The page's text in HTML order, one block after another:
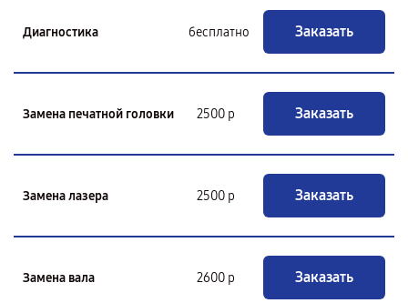
Диагностика бесплатно Заказать
Замена печатной головки 2500 р Заказать
Замена лазера 2500 р Заказать
Замена вала 2600 р Заказать